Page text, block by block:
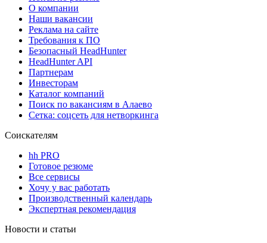
О компании
Наши вакансии
Реклама на сайте
Требования к ПО
Безопасный HeadHunter
HeadHunter API
Партнерам
Инвесторам
Каталог компаний
Поиск по вакансиям в Алаево
Сетка: соцсеть для нетворкинга
Соискателям
hh PRO
Готовое резюме
Все сервисы
Хочу у вас работать
Производственный календарь
Экспертная рекомендация
Новости и статьи